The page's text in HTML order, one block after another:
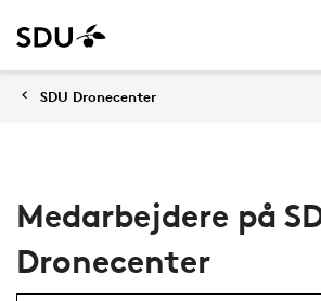
SDU Dronecenter
Medarbejdere på
Dronecenter